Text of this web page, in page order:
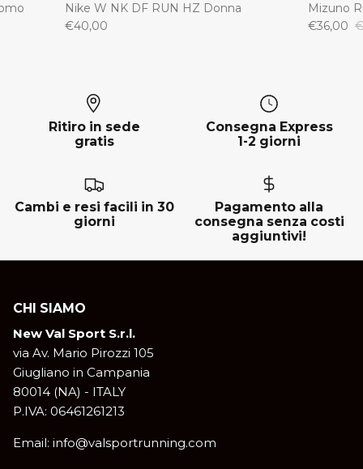
Nike W NK DF RUN HZ Donna
€40,00
Mizuno
€36,00
Ritiro in sede
gratis
Consegna Express
1-2 giorni
Cambi e resi facili in 30
giorni
Pagamento alla
consegna senza costi
aggiuntivi!
CHI SIAMO
New Val Sport S.r.l.
via Av. Mario Pirozzi 105
Giugliano in Campania
80014 (NA) - ITALY
P.IVA: 06461261213
Email: info@valsportrunning.com